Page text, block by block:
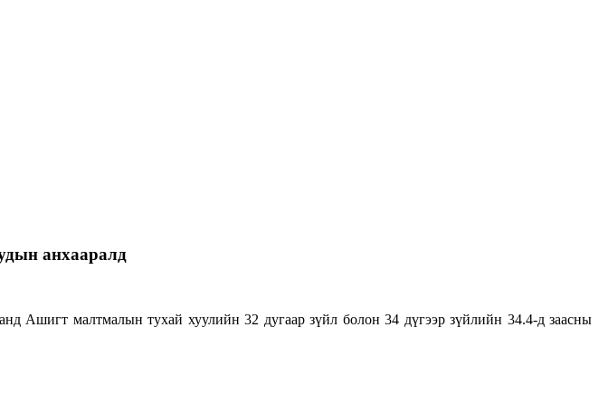
анхааралд
Ашигт малтмалын тухай хуулийн 32 дугаар зүйл болон 34 дүгээр зүйлийн 34.4-д заасны